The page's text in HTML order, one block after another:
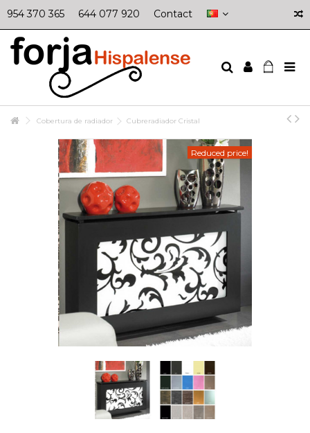
954 370 365 644 077 920 Contact
Cobertura de radiador Cubreradiador Cristal
Reduced price!